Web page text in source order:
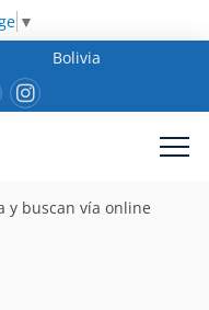
▼
Bolivia
y buscan vía online